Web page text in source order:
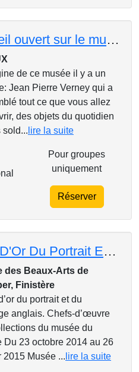
un oeil ouvert sur le musee de la grande guerre de MEAUX
de ce musée il y a un
Jean Pierre Verney qui a
tout ce que vous allez
des objets du quotidien
sold... lire la suite
Pour groupes
uniquement
Réserver
Âge D'Or Du Portrait Et Du Paysage Anglais : Chefs D'Œuvre Du Louvre
des Beaux-Arts de
Finistère
du portrait et du
anglais. Chefs-d’œuvre
du musée du
Du 23 octobre 2014 au 26
2015 Musée ... lire la suite